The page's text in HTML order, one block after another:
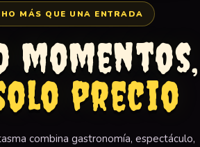
MÁS QUE UNA ENTRADA
momentos,
precio
combina gastronomía, espectáculo,